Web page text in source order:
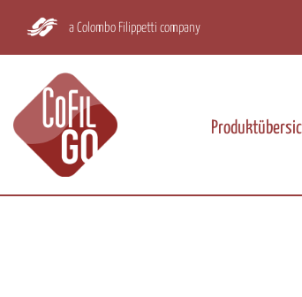
a Colombo Filippetti company